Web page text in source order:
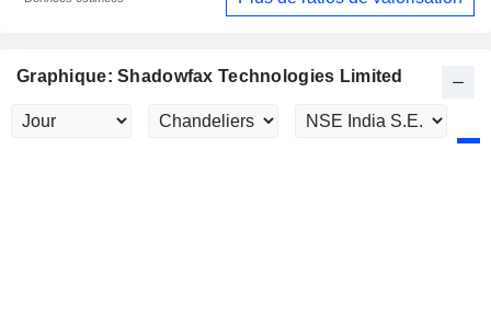
Graphique: Shadowfax Technologies Limited